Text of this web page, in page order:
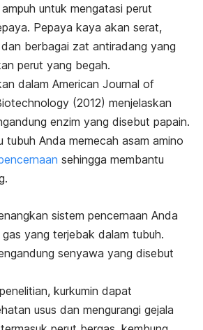
untuk mengatasi perut
Pepaya kaya akan serat,
dan berbagai zat antiradang yang
perut yang begah.
dalam American Journal of
(2012) menjelaskan
enzim yang disebut papain.
tubuh Anda memecah asam amino
sehingga membantu
sistem pencernaan Anda
yang terjebak dalam tubuh.
senyawa yang disebut
kurkumin dapat
usus dan mengurangi gejala